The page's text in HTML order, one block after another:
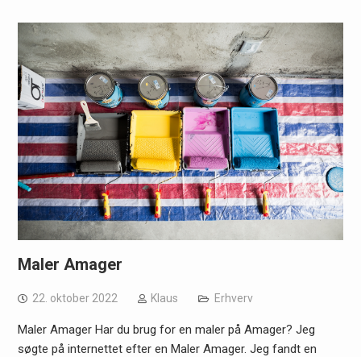
Maler Amager
22. oktober 2022 Klaus Erhverv
Maler Amager Har du brug for en maler på Amager? Jeg
søgte på internettet efter en Maler Amager. Jeg fandt en